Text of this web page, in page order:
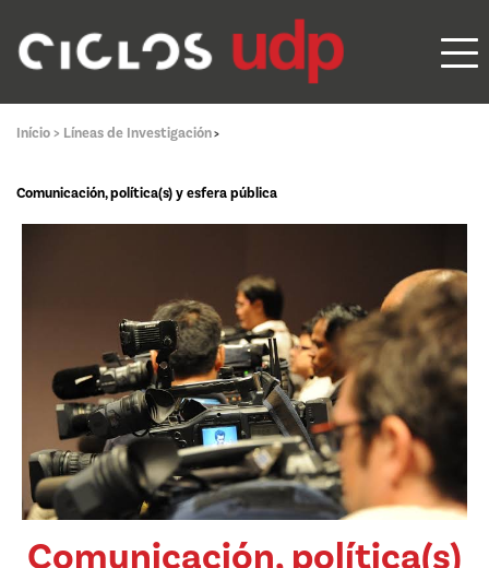
Início > Líneas de Investigación>
Comunicación, política(s) y esfera pública
Comunicación, política(s)